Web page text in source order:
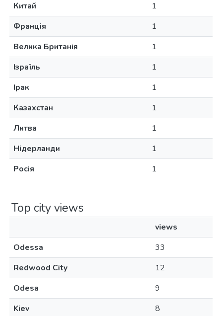
Китай
1
Франція
1
Велика Британія
1
Ізраїль
1
Ірак
1
Казахстан
1
Литва
1
Нідерланди
1
Росія
1
Top city views
views
Odessa
33
Redwood City
12
Odesa
9
Kiev
8